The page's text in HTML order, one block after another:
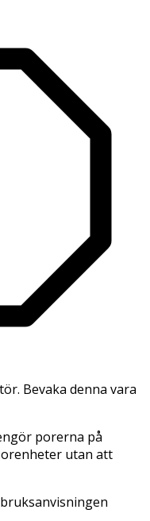
Bevaka denna vara
porerna på
utan att